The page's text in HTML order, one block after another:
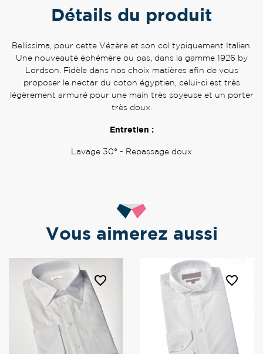
Détails du produit
Bellissima, pour cette Vézère et son col typiquement Italien.
Une nouveauté éphémère ou pas, dans la gamme 1926 by
Lordson. Fidèle dans nos choix matières afin de vous
proposer le nectar du coton égyptien, celui-ci est très
légèrement armuré pour une main très soyeuse et un porter
très doux.
Entretien :
Lavage 30° - Repassage doux
Vous aimerez aussi
favorite_border favorite_border